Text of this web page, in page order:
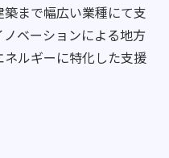
まで幅広い業種にて支
ベーションによる地方
ルギーに特化した支援